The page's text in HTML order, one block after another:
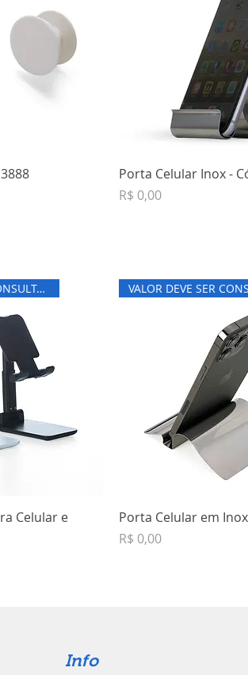
Porta Celular Inox -
Preço
R$ 0,00
VALOR DEVE SER CONSULTADO
Celular e
Porta Celular em
Preço
R$ 0,00
Info